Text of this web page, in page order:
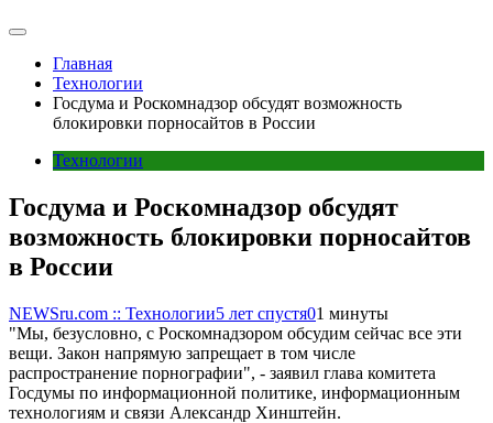
Главная
Технологии
Госдума и Роскомнадзор обсудят возможность
блокировки порносайтов в России
Технологии
Госдума и Роскомнадзор обсудят
возможность блокировки порносайтов
в России
NEWSru.com :: Технологии5 лет спустя01 минуты
"Мы, безусловно, с Роскомнадзором обсудим сейчас все эти
вещи. Закон напрямую запрещает в том числе
распространение порнографии", - заявил глава комитета
Госдумы по информационной политике, информационным
технологиям и связи Александр Хинштейн.